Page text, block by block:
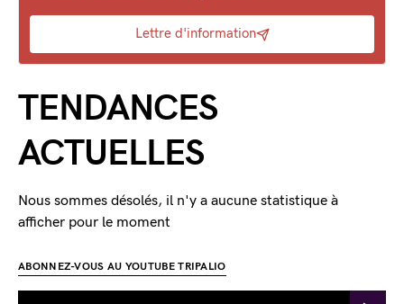
Lettre d'information
TENDANCES
ACTUELLES
Nous sommes désolés, il n'y a aucune statistique à
afficher pour le moment
ABONNEZ-VOUS AU YOUTUBE TRIPALIO